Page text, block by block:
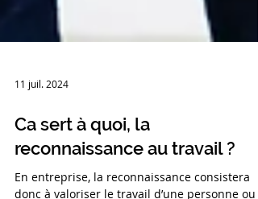
11 juil. 2024